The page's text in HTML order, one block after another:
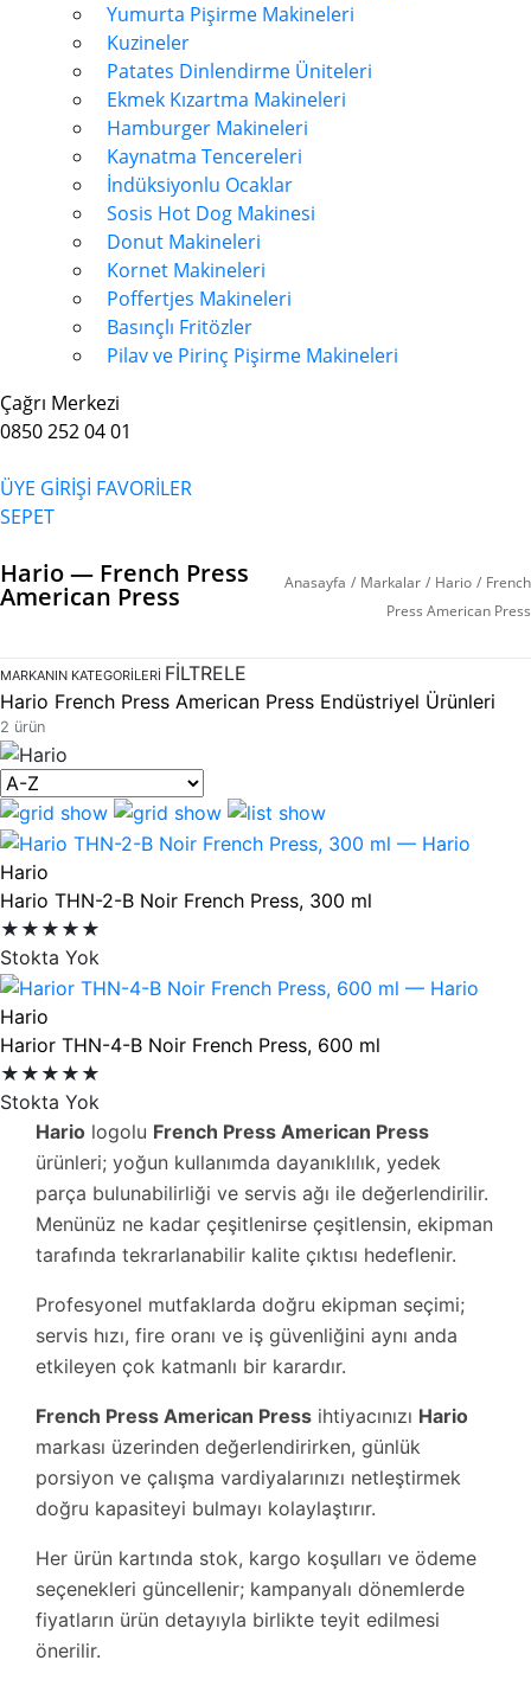
Yumurta Pişirme Makineleri
Kuzineler
Patates Dinlendirme Üniteleri
Ekmek Kızartma Makineleri
Hamburger Makineleri
Kaynatma Tencereleri
İndüksiyonlu Ocaklar
Sosis Hot Dog Makinesi
Donut Makineleri
Kornet Makineleri
Poffertjes Makineleri
Basınçlı Fritözler
Pilav ve Pirinç Pişirme Makineleri
Çağrı Merkezi
0850 252 04 01
ÜYE GİRİŞİ FAVORİLER
SEPET
Hario — French Press
American Press Anasayfa / Markalar / Hario / French
Press American Press
MARKANIN KATEGORILERI FİLTRELE
Hario French Press American Press Endüstriyel Ürünleri
2 ürün
Hario
Hario THN-2-B Noir French Press, 300 ml
★★★★★
Stokta Yok
Hario
Harior THN-4-B Noir French Press, 600 ml
★★★★★
Stokta Yok
Hario logolu French Press American Press
ürünleri; yoğun kullanımda dayanıklılık, yedek
parça bulunabilirliği ve servis ağı ile değerlendirilir.
Menünüz ne kadar çeşitlenirse çeşitlensin, ekipman
tarafında tekrarlanabilir kalite çıktısı hedeflenir.
Profesyonel mutfaklarda doğru ekipman seçimi;
servis hızı, fire oranı ve iş güvenliğini aynı anda
etkileyen çok katmanlı bir karardır.
French Press American Press ihtiyacınızı Hario
markası üzerinden değerlendirirken, günlük
porsiyon ve çalışma vardiyalarınızı netleştirmek
doğru kapasiteyi bulmayı kolaylaştırır.
Her ürün kartında stok, kargo koşulları ve ödeme
seçenekleri güncellenir; kampanyalı dönemlerde
fiyatların ürün detayıyla birlikte teyit edilmesi
önerilir.